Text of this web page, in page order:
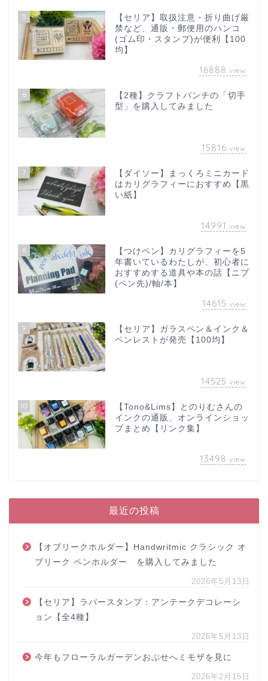
5
【セリア】取扱注意・折り曲げ厳
禁など、通販・郵便用のハンコ
(ゴム印・スタンプ)が便利【100
均】
16888 view
6
【2種】クラフトパンチの「切手
型」を購入してみました
15816 view
7
【ダイソー】まっくろミニカード
はカリグラフィーにおすすめ【黒
い紙】
14991 view
8
【つけペン】カリグラフィーを5
年書いているわたしが、初心者に
おすすめする道具や本の話【ニブ
(ペン先)/軸/本】
14615 view
9
【セリア】ガラスペン＆インク＆
ペンレストが発売【100均】
14525 view
10
【Tono&Lims】とのりむさんの
インクの通販、オンラインショッ
プまとめ【リンク集】
13498 view
最近の投稿
【オブリークホルダー】Handwritmic クラシック オ
ブリーク ペンホルダー を購入してみました
2026年5月13日
【セリア】ラバースタンプ：アンテークデコレーシ
ョン【全4種】
2026年5月13日
今年もフローラルガーデンおぶせへミモザを見に
2026年2月15日